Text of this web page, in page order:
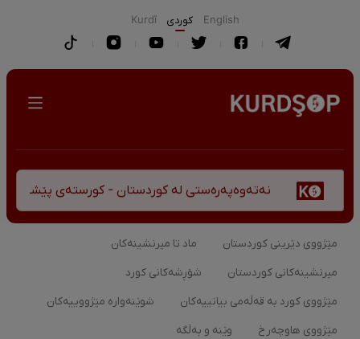
English كوردی Kurdî
لە کوردستان - کورستەی پێشڤەچوونی مێژوویی و
مێژووی دێرینی کوردستان ماد تا میرنشینەکان
میرنشینەکانی کوردستان شۆڕشەکانی کورد
مێژووی کورد بە قەڵەمی بیانییەکان شوێنەوارە مێژووییەکان
مێژووی هاوچەرخ وێنە و بەڵگە